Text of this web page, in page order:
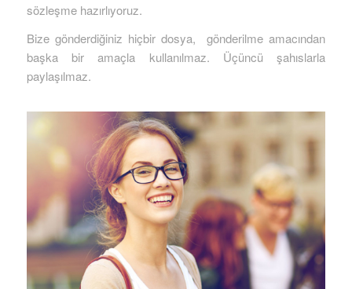
sözleşme hazırlıyoruz.
Bize gönderdiğiniz hiçbir dosya, gönderilme amacından
başka bir amaçla kullanılmaz. Üçüncü şahıslarla
paylaşılmaz.